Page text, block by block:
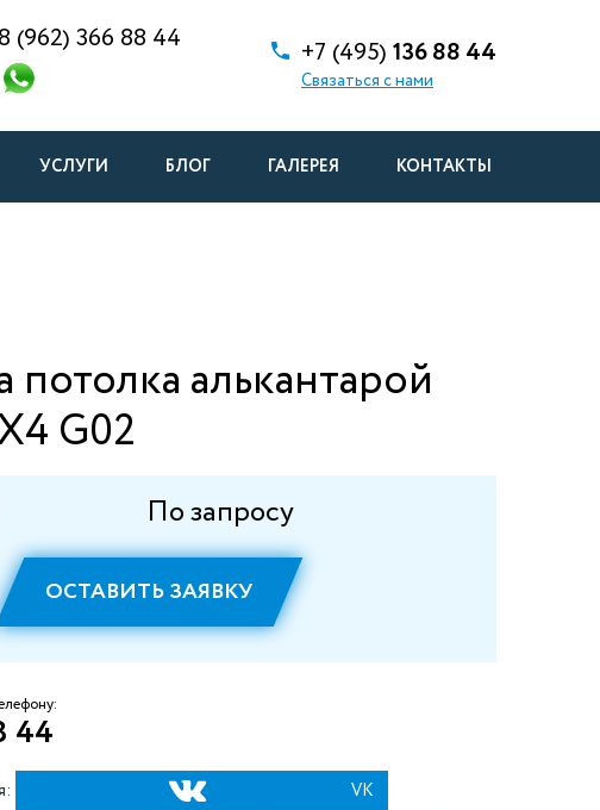
8 (962) 366 88 44 +7 (495) 136 88 44
Связаться с нами
УСЛУГИ БЛОГ ГАЛЕРЕЯ КОНТАКТЫ
потолка алькантарой
G02
По запросу
ОСТАВИТЬ ЗАЯВКУ
44
VK